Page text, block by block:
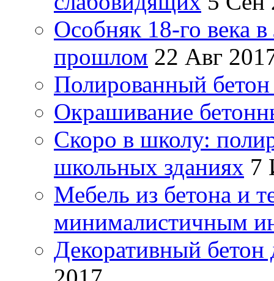
Особняк 18-го века
прошлом 22 Авг
Полированный
Окрашивание
Скоро в школу:
школьных зданиях 7
Мебель из бетона и
минималистичным
Декоративный бетон